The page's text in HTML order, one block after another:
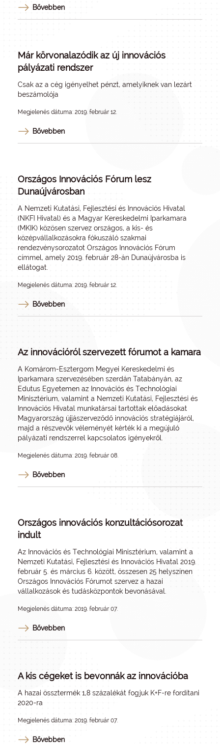
Bővebben
Már körvonalazódik az új innovációs
pályázati rendszer
Csak az a cég igényelhet pénzt, amelyiknek van lezárt
beszámolója
Megjelenés dátuma: 2019. február 12.
Bővebben
Országos Innovációs Fórum lesz
Dunaújvárosban
A Nemzeti Kutatási, Fejlesztési és Innovációs Hivatal
(NKFI Hivatal) és a Magyar Kereskedelmi Iparkamara
(MKIK) közösen szervez országos, a kis- és
középvállalkozásokra fókuszáló szakmai
rendezvénysorozatot Országos Innovációs Fórum
címmel, amely 2019. február 28-án Dunaújvárosba is
ellátogat.
Megjelenés dátuma: 2019. február 12.
Bővebben
Az innovációról szervezett fórumot a kamara
A Komárom-Esztergom Megyei Kereskedelmi és
Iparkamara szervezésében szerdán Tatabányán, az
Edutus Egyetemen az Innovációs és Technológiai
Minisztérium, valamint a Nemzeti Kutatási, Fejlesztési és
Innovációs Hivatal munkatársai tartottak előadásokat
Magyarország újjászerveződő innovációs stratégiájáról,
majd a részvevők véleményét kérték ki a megújuló
pályázati rendszerrel kapcsolatos igényekről.
Megjelenés dátuma: 2019. február 08.
Bővebben
Országos innovációs konzultációsorozat
indult
Az Innovációs és Technológiai Minisztérium, valamint a
Nemzeti Kutatási, Fejlesztési és Innovációs Hivatal 2019.
február 5. és március 6. között, összesen 25 helyszínen
Országos Innovációs Fórumot szervez a hazai
vállalkozások és tudásközpontok bevonásával.
Megjelenés dátuma: 2019. február 07.
Bővebben
A kis cégeket is bevonnák az innovációba
A hazai össztermék 1,8 százalékát fogjuk K+F-re fordítani
2020-ra
Megjelenés dátuma: 2019. február 07.
Bővebben